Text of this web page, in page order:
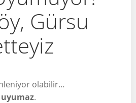
Gürsu
olabilir…
uyumaz.